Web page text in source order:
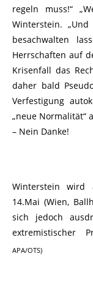
regeln muss!“
Winterstein.
besachwalten
Herrschaften auf
Krisenfall das
daher bald
Verfestigung
„neue Normalität“
– Nein Danke!
Winterstein wird
14.Mai (Wien,
sich jedoch
extremistischer
APA/OTS)